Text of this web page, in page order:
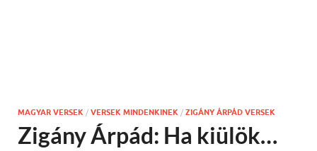
MAGYAR VERSEK / VERSEK MINDENKINEK / ZIGÁNY ÁRPÁD VERSEK
Zigány Árpád: Ha kiülök…